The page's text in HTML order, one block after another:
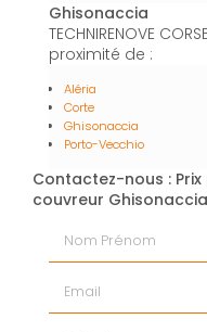
Ghisonaccia
TECHNIRENOVE
proximité de :
Aléria
Corte
Ghisonaccia
Porto-Vecchio
Contactez-nous :
couvreur Ghisonaccia